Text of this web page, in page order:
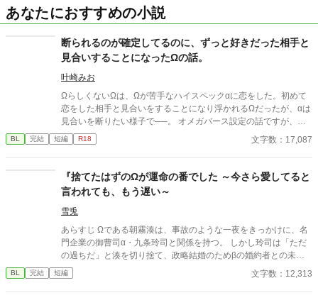
あなたにおすすめの小説
断られるのが確定してるのに、ずっと好きだった相手と
見合いすることになったΩの話。
叶崎みお
ΩらしくないΩは、Ωが苦手なハイスペックαに恋をした。初めて
恋をした相手と見合いをすることになり浮かれるΩだったが、αは
見合いを断りたい様子で──。 オメガバース設定の話ですが、作
中ではヒートしてません。両片想いのハピエンです。 他サイト様
にも投稿しております。
BL 完結 短編 R18 文字数：17,087
『捨てたはずのΩが運命の番でした ～今さら愛してると
言われても、もう遅い～
雪兎
あらすじ Ωである朝霧湊は、事故のような一夜をきっかけに、名
門企業の御曹司α・九条玲司と関係を持つ。 しかし玲司は「ただ
の過ちだ」と湊を切り捨て、政略結婚のためβの婚約者との未来
を選んだ。 深く傷ついた湊は、彼の前から姿を消す。 数か月後―
―。 湊の身体は、これまで誰も知らなかった希少な『遅咲きΩ』
BL 完結 短編 文字数：12,313